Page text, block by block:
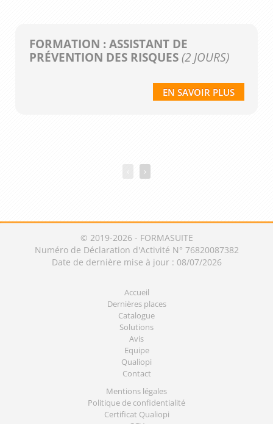
FORMATION : ASSISTANT DE
PRÉVENTION DES RISQUES(2 JOURS)
EN SAVOIR PLUS
›
© 2019-2026 - FORMASUITE
Numéro de Déclaration d'Activité N° 76820087382
Date de dernière mise à jour : 08/07/2026
Accueil
Dernières places
Catalogue
Solutions
Avis
Equipe
Qualiopi
Contact
Mentions légales
Politique de confidentialité
Certificat Qualiopi